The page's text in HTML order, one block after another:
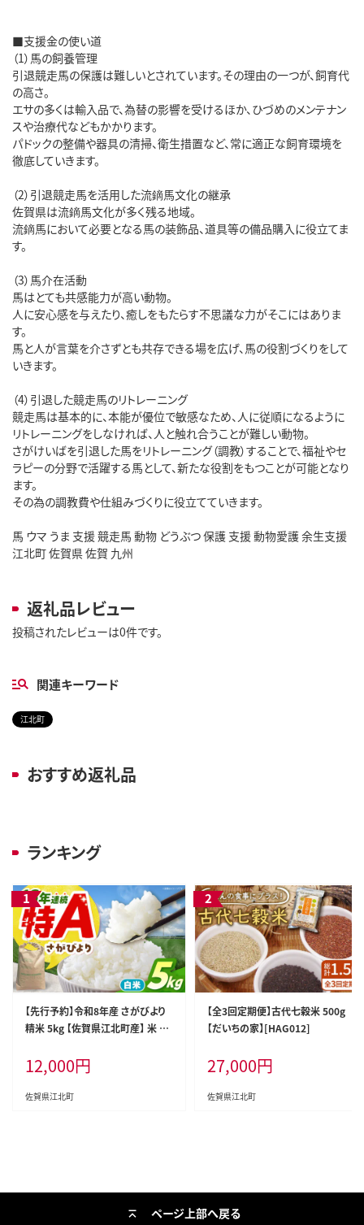
■支援金の使い道
（1）馬の飼養管理
引退競走馬の保護は難しいとされています。その理由の一つが、飼育代
の高さ。
エサの多くは輸入品で、為替の影響を受けるほか、ひづめのメンテナン
スや治療代などもかかります。
パドックの整備や器具の清掃、衛生措置など、常に適正な飼育環境を
徹底していきます。
（2）引退競走馬を活用した流鏑馬文化の継承
佐賀県は流鏑馬文化が多く残る地域。
流鏑馬において必要となる馬の装飾品、道具等の備品購入に役立てま
す。
（3）馬介在活動
馬はとても共感能力が高い動物。
人に安心感を与えたり、癒しをもたらす不思議な力がそこにはありま
す。
馬と人が言葉を介さずとも共存できる場を広げ、馬の役割づくりをして
いきます。
（4）引退した競走馬のリトレーニング
競走馬は基本的に、本能が優位で敏感なため、人に従順になるように
リトレーニングをしなければ、人と触れ合うことが難しい動物。
さがけいばを引退した馬をリトレーニング（調教）することで、福祉やセ
ラピーの分野で活躍する馬として、新たな役割をもつことが可能となり
ます。
その為の調教費や仕組みづくりに役立てていきます。
馬 ウマ うま 支援 競走馬 動物 どうぶつ 保護 支援 動物愛護 余生支援
江北町 佐賀県 佐賀 九州
返礼品レビュー
投稿されたレビューは0件です。
関連キーワード
江北町
おすすめ返礼品
ランキング
【先行予約】令和8年産 さがびより
精米 5kg 【佐賀県江北町産】 米 白
12,000円
佐賀県江北町
【全3回定期便】古代七穀米 500g
【だいちの家】[HAG012]
27,000円
佐賀県江北町
ページ上部へ戻る